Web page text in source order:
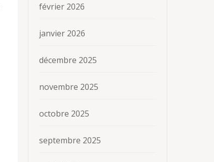
février 2026
janvier 2026
décembre 2025
novembre 2025
octobre 2025
septembre 2025